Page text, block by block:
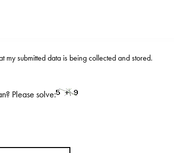
my submitted data is beingcollected and stored.
Please solve: